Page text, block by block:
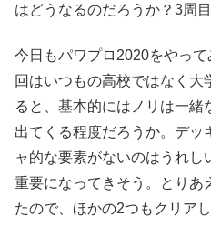
はどうなるのだろうか？3周
今日もパワプロ2020をやっ
回はいつもの高校ではなく
ると、基本的にはノリは一
出てくる程度だろうか。デッ
ャ的な要素がないのはうれ
重要になってきそう。とりあ
たので、ほかの2つもクリアし